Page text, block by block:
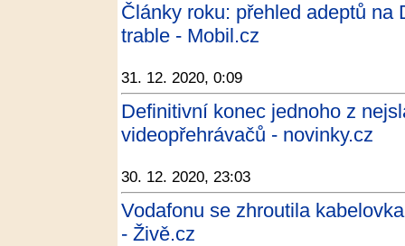
Články roku: přehled adeptů na
trable - Mobil.cz
31. 12. 2020, 0:09
Definitivní konec jednoho z
videopřehrávačů - novinky.cz
30. 12. 2020, 23:03
Vodafonu se zhroutila
- Živě.cz